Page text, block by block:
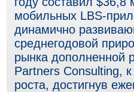
мобильных LBS-
динамично
среднегодовой
рынка дополненной
Partners Consulting,
роста, достигнув